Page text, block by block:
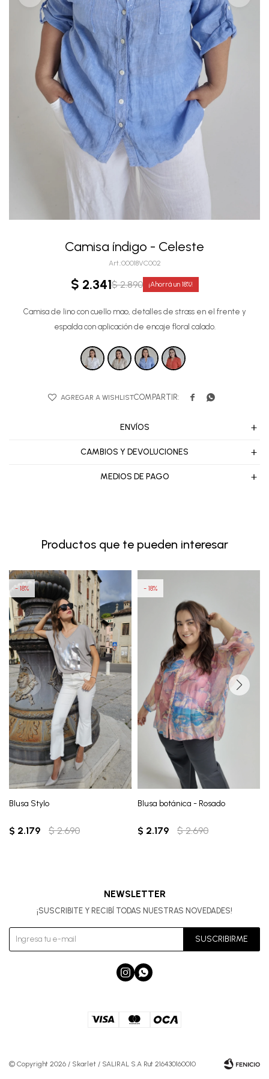
Camisa índigo - Celeste
00018VC002
$ 2.341$ 2.890 18
Camisa de lino con cuello mao, detalles de strass en el frente y
espalda con aplicación de encaje floral calado.
 
ENVÍOS
CAMBIOS Y DEVOLUCIONES
MEDIOS DE PAGO
Productos que te pueden interesar
Blusa Stylo
$ 2.179 $ 2.690
18
Blusa botánica - Rosado
$ 2.179 $ 2.690
18
NEWSLETTER
¡SUSCRIBITE Y RECIBÍ TODAS NUESTRAS NOVEDADES!
SUSCRIBIRME
 
© Copyright 2026 / Skarlet / SALIRAL S.A Rut 216430160010